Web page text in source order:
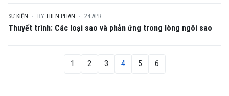
SỰ KIỆN BY HIEN PHAN 24.APR
Thuyết trình: Các loại sao và phản ứng trong lòng ngôi sao
1 2 3 4 5 6